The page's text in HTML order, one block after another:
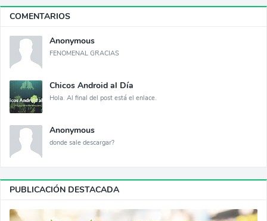
COMENTARIOS
Anonymous
FENOMENAL GRACIAS
Chicos Android al Día
Hola. Al final del post está el enlace.
Anonymous
donde sale descargar?
PUBLICACIÓN DESTACADA